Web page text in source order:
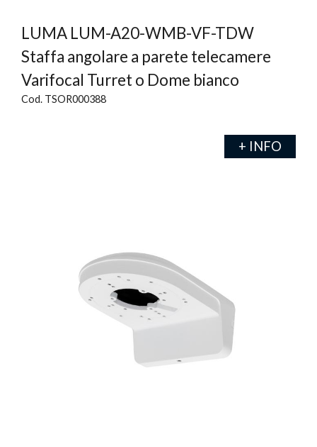
LUMA LUM-A20-WMB-VF-TDW
Staffa angolare a parete telecamere
Varifocal Turret o Dome bianco
Cod. TSOR000388
+ INFO